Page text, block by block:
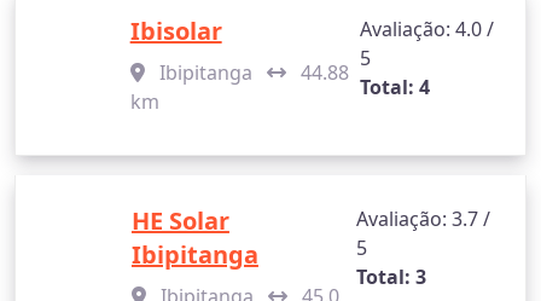
Ibisolar
Ibipitanga
44.88
km
Avaliação: 4.0 /
5
Total: 4
HE Solar
Ibipitanga
Avaliação: 3.7 /
5
Total: 3